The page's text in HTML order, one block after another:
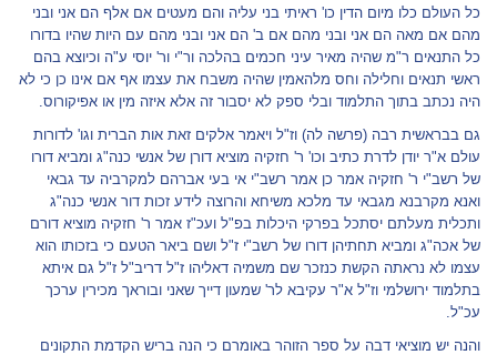
כל העולם כלו מיום הדין כו' ראיתי בני עליה והם מעטים אם אלף הם אני ובני
מהם אם מאה הם אני ובני מהם אם ב' הם אני ובני מהם עם היות שהיו בדורו
כל התנאים ר"מ שהיה מאיר עיני חכמים בהלכה ור"י ור' יוסי ע"ה וכיוצא בהם
ראשי תנאים וחלילה וחס מלהאמין שהיה משבח את עצמו אף אם אינו כן כי לא
היה נכתב בתוך התלמוד ובלי ספק לא יסבור זה אלא איזה מין או אפיקורוס.
גם בבראשית רבה (פרשה לה) וז"ל ויאמר אלקים זאת אות הברית וגו' לדורות
עולם א"ר יודן לדרת כתיב וכו' ר' חזקיה מוציא דורן של אנשי כנה"ג ומביא דורו
של רשב"י ר' חזקיה אמר כן אמר רשב"י אי בעי אברהם למקרביה עד גבאי
ואנא מקרבנא מגבאי עד מלכא משיחא והרוצה לידע זכות דור אנשי כנה"ג
ותכלית מעלתם יסתכל בפרקי היכלות בפ"ל ועכ"ז אמר ר' חזקיה מוציא דורם
של אכה"ג ומביא תחתיהן דורו של רשב"י ז"ל ושם ביאר הטעם כי בזכותו הוא
עצמו לא נראתה הקשת כנזכר שם משמיה דאליהו ז"ל דריב"ל ז"ל גם איתא
בתלמוד ירושלמי וז"ל א"ר עקיבא לר' שמעון דייך שאני ובוראך מכירין ערכך
עכ"ל.
והנה יש מוציאי דבה על ספר הזוהר באומרם כי הנה בריש הקדמת התקונים